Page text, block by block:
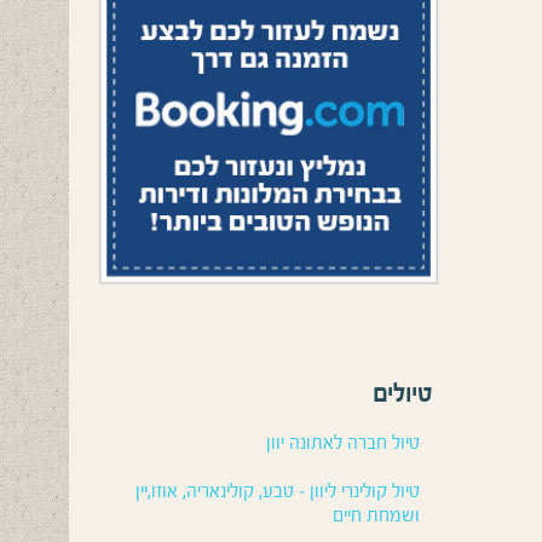
טיולים
טיול חברה לאתונה יוון
טיול קולינרי ליוון – טבע, קולינאריה, אוזו,יין
ושמחת חיים